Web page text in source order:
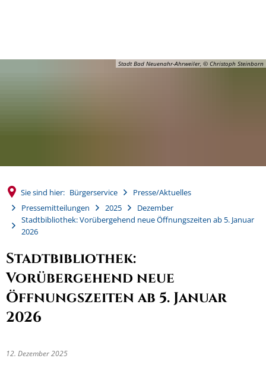
Stadt Bad Neuenahr-Ahrweiler, © Christoph Steinborn
Sie sind hier: Bürgerservice
Presse/Aktuelles
Pressemitteilungen
2025
Dezember
Stadtbibliothek: Vorübergehend neue Öffnungszeiten ab 5. Januar
2026
Stadtbibliothek:
Vorübergehend neue
Öffnungszeiten ab 5. Januar
2026
12. Dezember 2025